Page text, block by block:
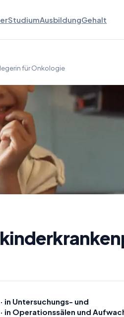
StudiumAusbildungGehalt
für Onkologie
in Untersuchungs- und
in Operationssälen und